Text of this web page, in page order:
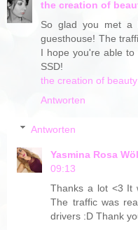
the creation of
So glad you met a
guesthouse! The
I hope you're able
SSD!
the creation of
Antworten
Antworten
Yasmina Rosa
09:13
Thanks a lot <3 It
The traffic was
drivers :D Thank